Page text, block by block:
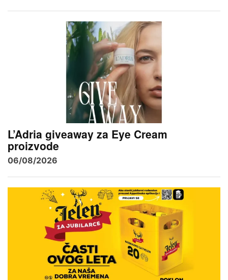
L’Adria giveaway za Eye Cream
proizvode
06/08/2026